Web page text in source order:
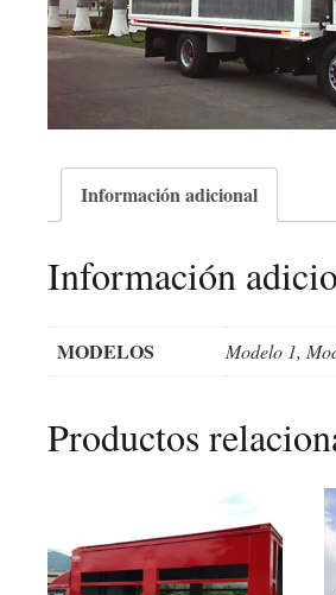
Información adicional
Información
MODELOS Modelo 1,
Productos